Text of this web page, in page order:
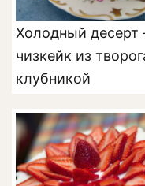
Холодный
чизкейк из
клубникой